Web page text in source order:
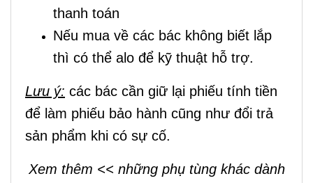
thanh toán
Nếu mua về các bác không biết lắp
thì có thể alo để kỹ thuật hỗ trợ.
Lưu ý: các bác cần giữ lại phiếu tính tiền
để làm phiếu bảo hành cũng như đổi trả
sản phẩm khi có sự cố.
Xem thêm << những phụ tùng khác dành